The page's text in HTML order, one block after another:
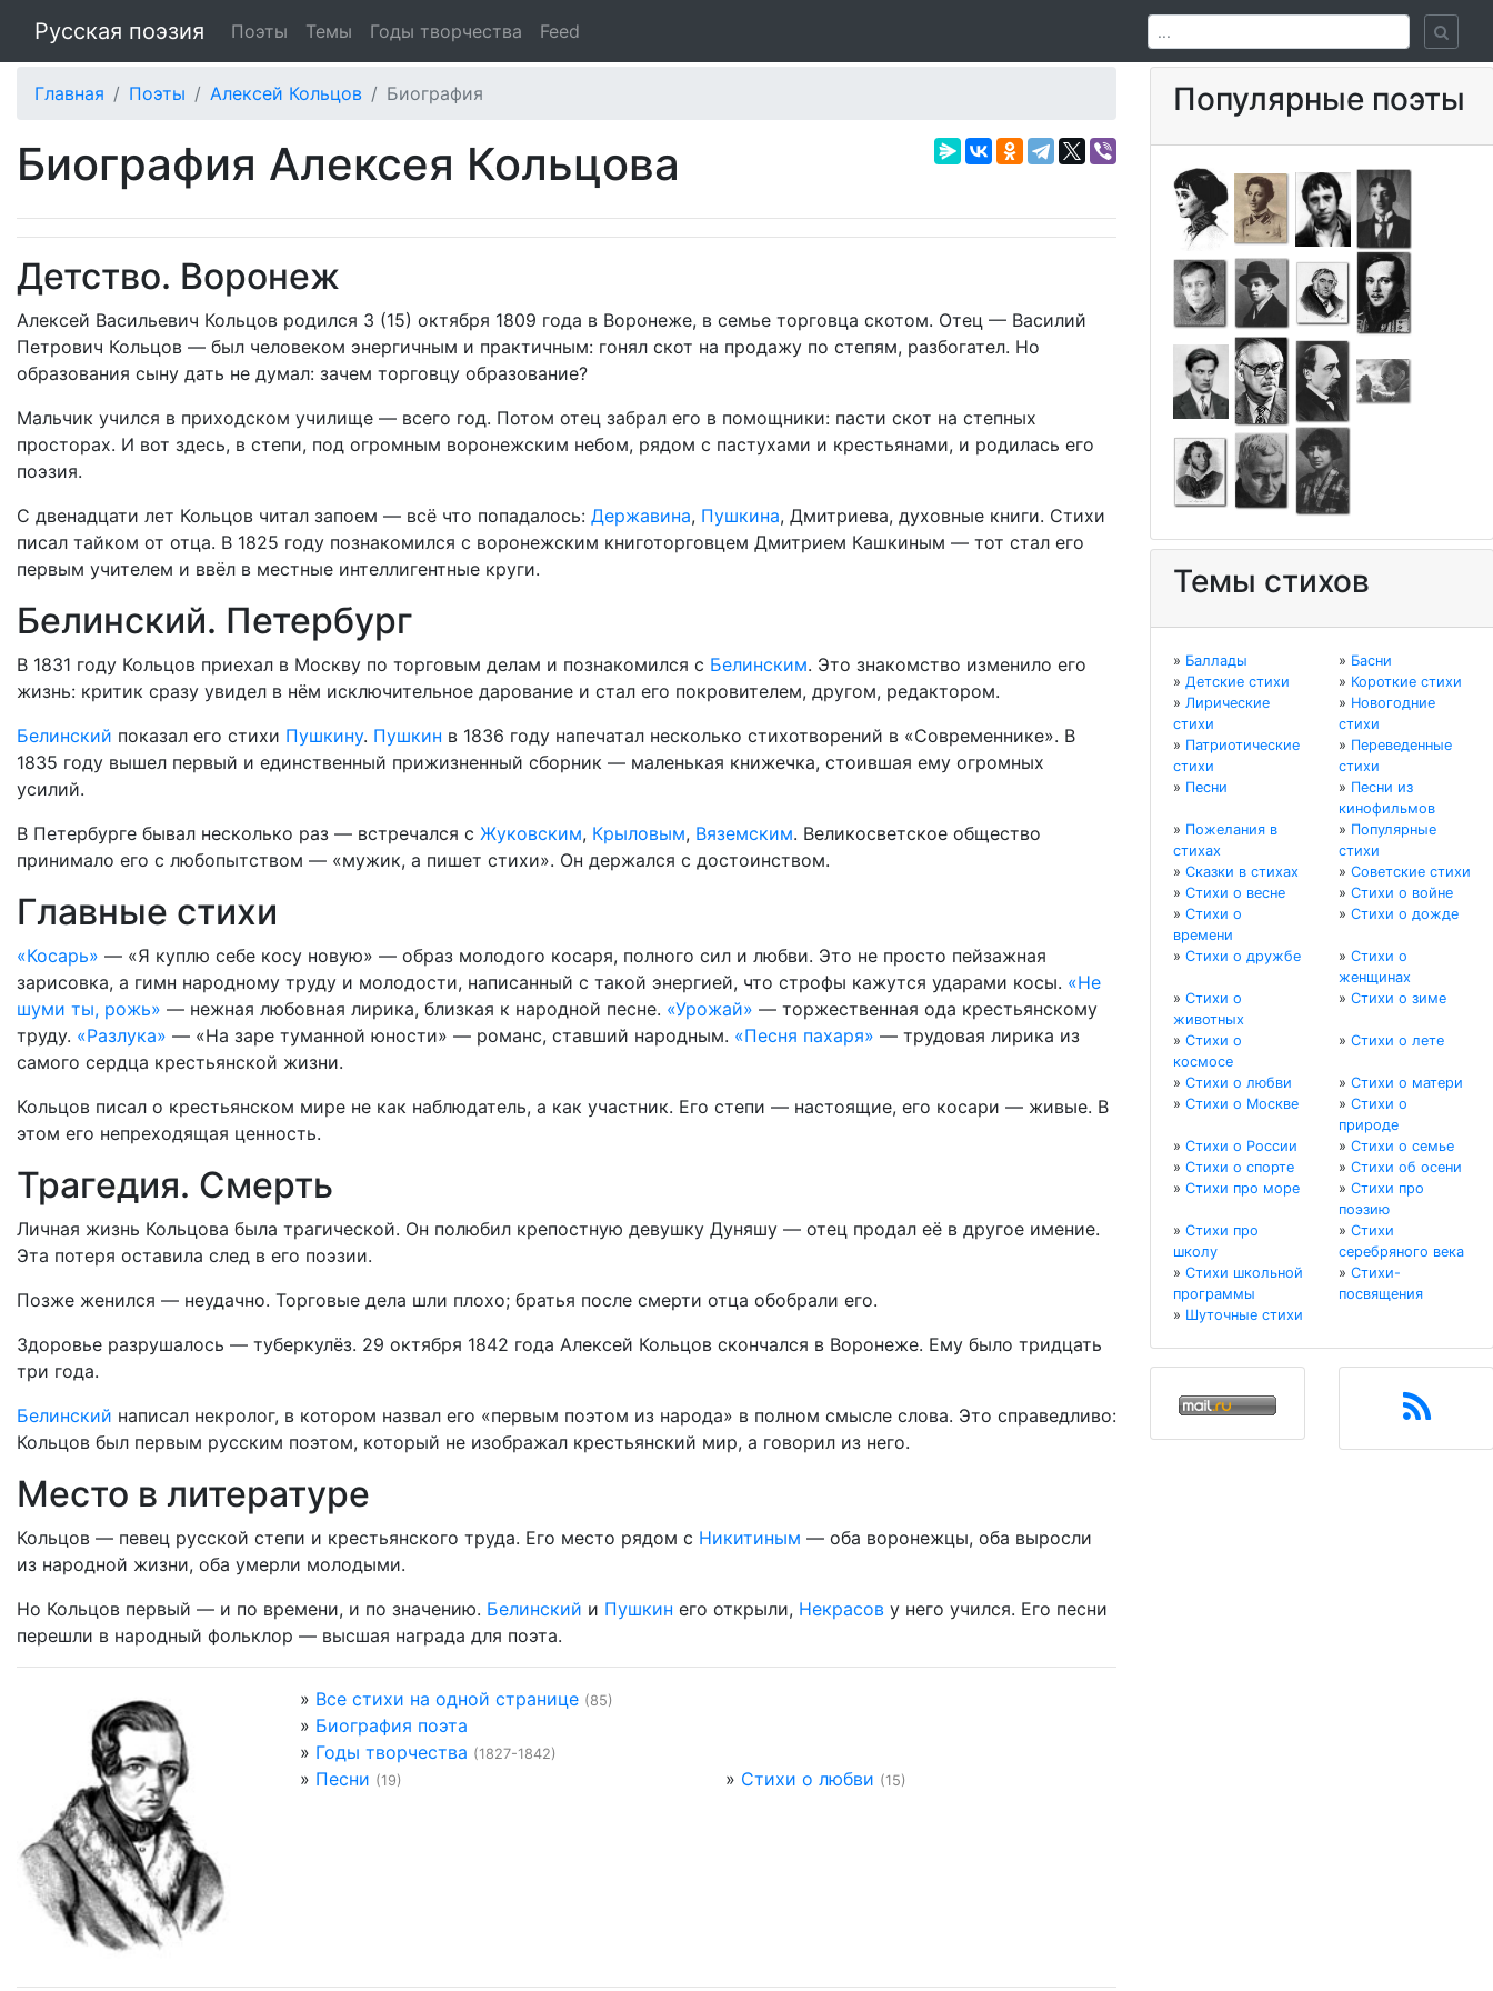
Русская поэзия Поэты Темы Годы творчества Feed
Главная Поэты Алексей Кольцов Биография
Биография Алексея Кольцова
Детство. Воронеж
Алексей Васильевич Кольцов родился 3 (15) октября 1809 года в Воронеже, в семье торговца скотом. Отец — Василий
Петрович Кольцов — был человеком энергичным и практичным: гонял скот на продажу по степям, разбогател. Но
образования сыну дать не думал: зачем торговцу образование?
Мальчик учился в приходском училище — всего год. Потом отец забрал его в помощники: пасти скот на степных
просторах. И вот здесь, в степи, под огромным воронежским небом, рядом с пастухами и крестьянами, и родилась его
поэзия.
С двенадцати лет Кольцов читал запоем — всё что попадалось: Державина, Пушкина, Дмитриева, духовные книги. Стихи
писал тайком от отца. В 1825 году познакомился с воронежским книготорговцем Дмитрием Кашкиным — тот стал его
первым учителем и ввёл в местные интеллигентные круги.
Белинский. Петербург
В 1831 году Кольцов приехал в Москву по торговым делам и познакомился с Белинским. Это знакомство изменило его
жизнь: критик сразу увидел в нём исключительное дарование и стал его покровителем, другом, редактором.
Белинский показал его стихи Пушкину. Пушкин в 1836 году напечатал несколько стихотворений в «Современнике». В
1835 году вышел первый и единственный прижизненный сборник — маленькая книжечка, стоившая ему огромных
усилий.
В Петербурге бывал несколько раз — встречался с Жуковским, Крыловым, Вяземским. Великосветское общество
принимало его с любопытством — «мужик, а пишет стихи». Он держался с достоинством.
Главные стихи
«Косарь» — «Я куплю себе косу новую» — образ молодого косаря, полного сил и любви. Это не просто пейзажная
зарисовка, а гимн народному труду и молодости, написанный с такой энергией, что строфы кажутся ударами косы. «Не
шуми ты, рожь» — нежная любовная лирика, близкая к народной песне. «Урожай» — торжественная ода крестьянскому
труду. «Разлука» — «На заре туманной юности» — романс, ставший народным. «Песня пахаря» — трудовая лирика из
самого сердца крестьянской жизни.
Кольцов писал о крестьянском мире не как наблюдатель, а как участник. Его степи — настоящие, его косари — живые. В
этом его непреходящая ценность.
Трагедия. Смерть
Личная жизнь Кольцова была трагической. Он полюбил крепостную девушку Дуняшу — отец продал её в другое имение.
Эта потеря оставила след в его поэзии.
Позже женился — неудачно. Торговые дела шли плохо; братья после смерти отца обобрали его.
Здоровье разрушалось — туберкулёз. 29 октября 1842 года Алексей Кольцов скончался в Воронеже. Ему было тридцать
три года.
Белинский написал некролог, в котором назвал его «первым поэтом из народа» в полном смысле слова. Это справедливо:
Кольцов был первым русским поэтом, который не изображал крестьянский мир, а говорил из него.
Место в литературе
Кольцов — певец русской степи и крестьянского труда. Его место рядом с Никитиным — оба воронежцы, оба выросли
из народной жизни, оба умерли молодыми.
Но Кольцов первый — и по времени, и по значению. Белинский и Пушкин его открыли, Некрасов у него учился. Его песни
перешли в народный фольклор — высшая награда для поэта.
» Все стихи на одной странице (85)
» Биография поэта
» Годы творчества (1827-1842)
» Песни (19) » Стихи о любви (15)
Популярные поэты
Темы стихов
» Баллады » Басни
» Детские стихи » Короткие стихи
» Лирические
стихи
» Новогодние
стихи
» Патриотические
стихи
» Переведенные
стихи
» Песни » Песни из
кинофильмов
» Пожелания в
стихах
» Популярные
стихи
» Сказки в стихах » Советские стихи
» Стихи о весне » Стихи о войне
» Стихи о
времени
» Стихи о дожде
» Стихи о дружбе » Стихи о
женщинах
» Стихи о
животных
» Стихи о зиме
» Стихи о
космосе
» Стихи о лете
» Стихи о любви » Стихи о матери
» Стихи о Москве » Стихи о
природе
» Стихи о России » Стихи о семье
» Стихи о спорте » Стихи об осени
» Стихи про море » Стихи про
поэзию
» Стихи про
школу
» Стихи
серебряного века
» Стихи школьной
программы
» Стихи-
посвящения
» Шуточные стихи